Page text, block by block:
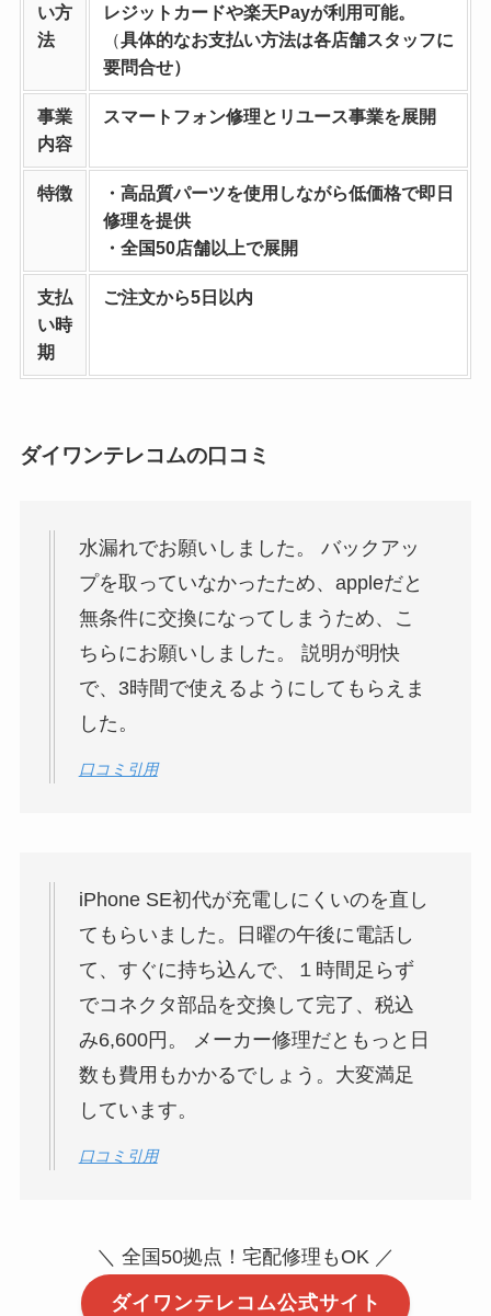
い方
法
レジットカードや楽天Payが利用可能。
（具体的なお支払い方法は各店舗スタッフに
要問合せ）
事業
内容
スマートフォン修理とリユース事業を展開
特徴
・高品質パーツを使用しながら低価格で即日
修理を提供
・全国50店舗以上で展開
支払
い時
期
ご注文から5日以内
ダイワンテレコムの口コミ
水漏れでお願いしました。 バックアッ
プを取っていなかったため、appleだと
無条件に交換になってしまうため、こ
ちらにお願いしました。 説明が明快
で、3時間で使えるようにしてもらえま
した。
口コミ引用
iPhone SE初代が充電しにくいのを直し
てもらいました。日曜の午後に電話し
て、すぐに持ち込んで、１時間足らず
でコネクタ部品を交換して完了、税込
み6,600円。 メーカー修理だともっと日
数も費用もかかるでしょう。大変満足
しています。
口コミ引用
＼ 全国50拠点！宅配修理もOK ／
ダイワンテレコム公式サイト